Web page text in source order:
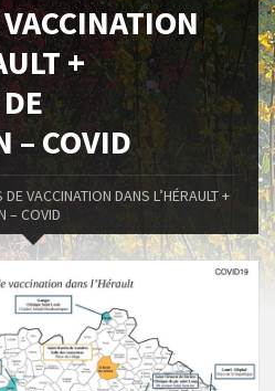
+
– COVID
DE VACCINATION DANS L’HÉRAULT +
– COVID